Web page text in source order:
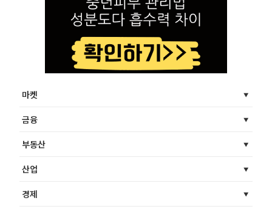
마켓
금융
부동산
산업
경제